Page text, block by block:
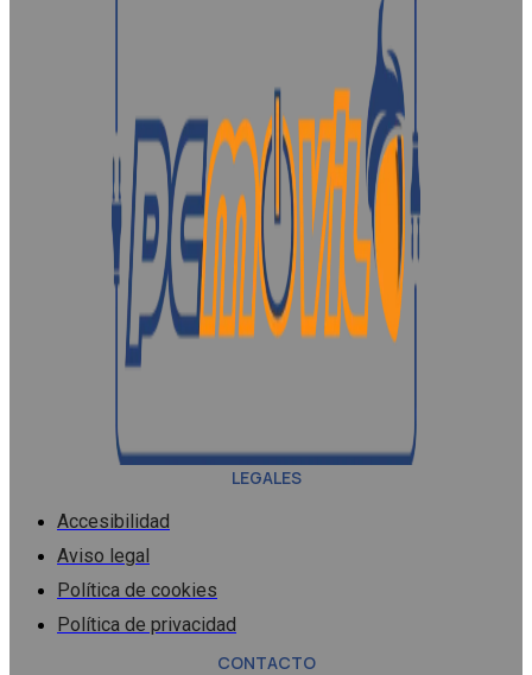
LEGALES
Accesibilidad
Aviso legal
Política de cookies
Política de privacidad
CONTACTO